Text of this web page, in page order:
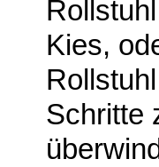
Kies,
Schritte